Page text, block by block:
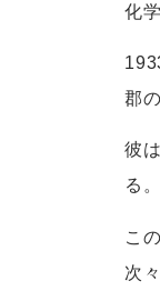
化
郡
彼
る。
こ
次